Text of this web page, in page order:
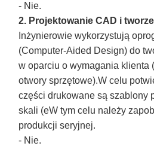
- Nie.
2. Projektowanie CAD i
Inżynierowie wykorzystują
(Computer-Aided Design) do
w oparciu o wymagania klienta
otwory sprzętowe).W celu
części drukowane są szablony
skali (eW tym celu należy
produkcji seryjnej.
- Nie.